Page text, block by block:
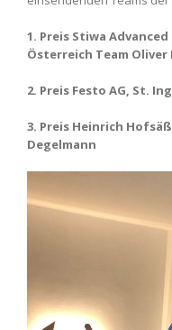
1. Preis Stiwa
Österreich Team Oliver
2. Preis Festo AG, St.
3. Preis Heinrich
Degelmann